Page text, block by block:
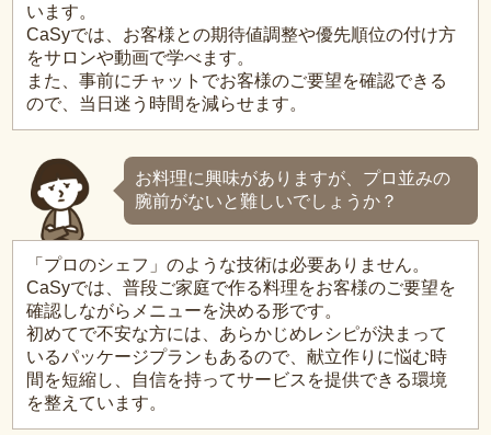
います。
CaSyでは、お客様との期待値調整や優先順位の付け方
をサロンや動画で学べます。
また、事前にチャットでお客様のご要望を確認できる
ので、当日迷う時間を減らせます。
お料理に興味がありますが、プロ並みの
腕前がないと難しいでしょうか？
「プロのシェフ」のような技術は必要ありません。
CaSyでは、普段ご家庭で作る料理をお客様のご要望を
確認しながらメニューを決める形です。
初めてで不安な方には、あらかじめレシピが決まって
いるパッケージプランもあるので、献立作りに悩む時
間を短縮し、自信を持ってサービスを提供できる環境
を整えています。